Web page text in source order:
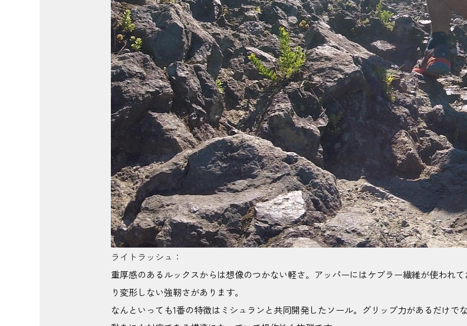
ライトラッシュ：
重厚感のあるルックスからは想像のつかない軽さ。アッパーにはケブラー繊維が使われ
り変形しない強靭さがあります。
なんといっても1番の特徴はミシュランと共同開発したソール。グリップ力があるだけ